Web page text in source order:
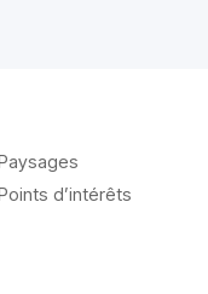
d’intérêts